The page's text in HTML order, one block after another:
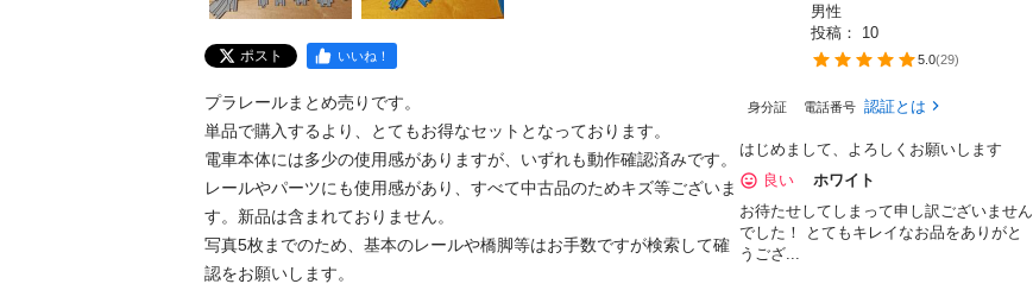
ポスト いいね！
プラレールまとめ売りです。
単品で購入するより、とてもお得なセットとなっております。
電車本体には多少の使用感がありますが、いずれも動作確認済みです。
レールやパーツにも使用感があり、すべて中古品のためキズ等ございま
す。新品は含まれておりません。
写真5枚までのため、基本のレールや橋脚等はお手数ですが検索して確
認をお願いします。
男性
投稿： 10
5.0(29)
身分証 電話番号 認証とは
はじめまして、よろしくお願いします
良い
ホワイト
お待たせしてしまって申し訳ございません
でした！ とてもキレイなお品をありがと
うござ...